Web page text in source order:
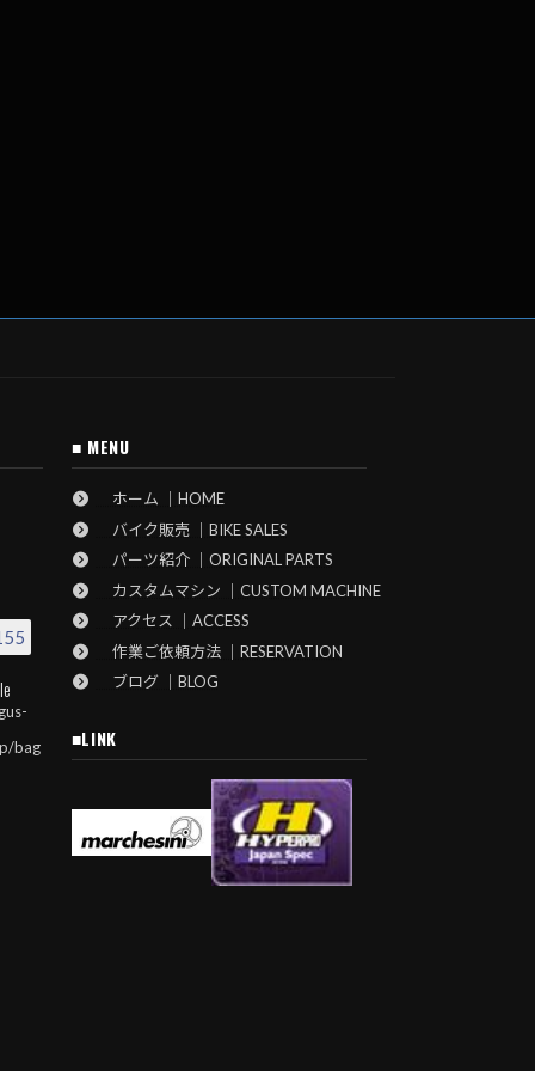
bag
■ MENU
ホーム ｜HOME
バイク販売 ｜BIKE SALES
パーツ紹介 ｜ORIGINAL PARTS
カスタムマシン ｜CUSTOM MACHINE
アクセス ｜ACCESS
作業ご依頼方法 ｜RESERVATION
ブログ ｜BLOG
■LINK